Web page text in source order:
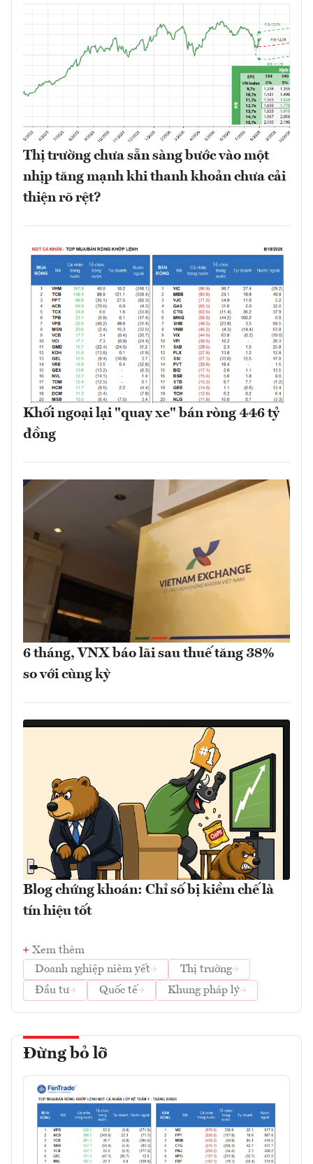
Thị trường chưa sẵn sàng bước vào một
nhịp tăng mạnh khi thanh khoản chưa cải
thiện rõ rệt?
Khối ngoại lại "quay xe" bán ròng 446 tỷ
đồng
6 tháng, VNX báo lãi sau thuế tăng 38%
so với cùng kỳ
Blog chứng khoán: Chỉ số bị kiềm chế là
tín hiệu tốt
Xem thêm
Doanh nghiệp niêm yết
Thị trường
Đầu tư
Quốc tế Khung pháp lý
Đừng bỏ lỡ